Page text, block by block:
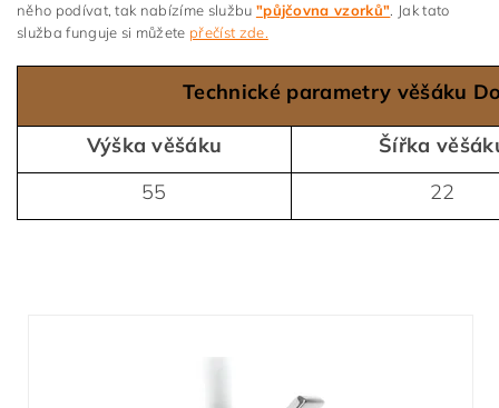
něho podívat, tak nabízíme službu "půjčovna vzorků" . Jak tato
služba funguje si můžete přečíst zde.
Technické parametry věšáku
Výška věšáku
Šířka
55
22